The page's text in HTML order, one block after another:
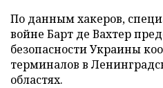
По данным хакеров,
войне Барт де Вахтер
безопасности Украины
терминалов в
областях.